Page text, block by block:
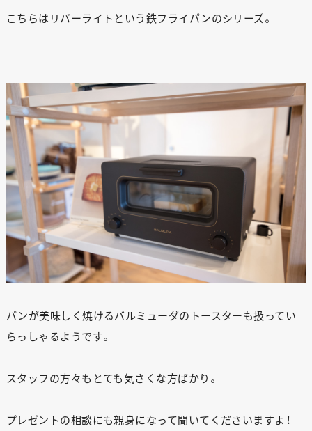
こちらはリバーライトという鉄フライパンのシリーズ。
パンが美味しく焼けるバルミューダのトースターも扱ってい
らっしゃるようです。
スタッフの方々もとても気さくな方ばかり。
プレゼントの相談にも親身になって聞いてくださいますよ！